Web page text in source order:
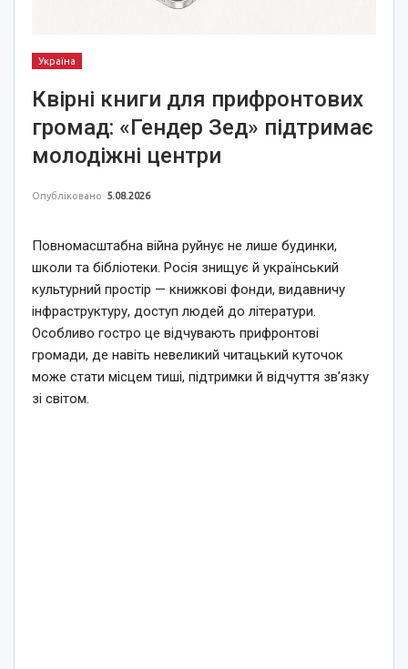
Україна
Квірні книги для прифронтових
громад: «Гендер Зед» підтримає
молодіжні центри
Опубліковано 5.08.2026
Повномасштабна війна руйнує не лише будинки,
школи та бібліотеки. Росія знищує й український
культурний простір — книжкові фонди, видавничу
інфраструктуру, доступ людей до літератури.
Особливо гостро це відчувають прифронтові
громади, де навіть невеликий читацький куточок
може стати місцем тиші, підтримки й відчуття зв’язку
зі світом.